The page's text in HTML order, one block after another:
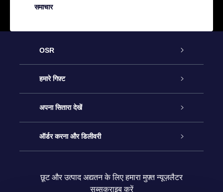
समाचार
OSR
ग्राहक सेवा
हमसे संपर्क करें
ब्लॉग
हमारे गिफ़्ट
ऑनलाइन स्टार गिफ़्ट
OSR गिफ़्ट पैक
अपना सितारा देखें
स्टार रजिस्टर
ऑर्डर करना और डिलीवरी
छूट और उत्पाद अद्यतन के लिए हमारा मुफ़्त न्यूज़लैटर
सब्सक्राइब करें